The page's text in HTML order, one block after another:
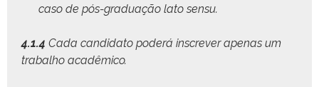
caso de pós-grad­u­ação lato sensu.
4.1.4 Cada can­dida­to poderá inscr­ev­er ape­nas um
tra­bal­ho acadêmico.